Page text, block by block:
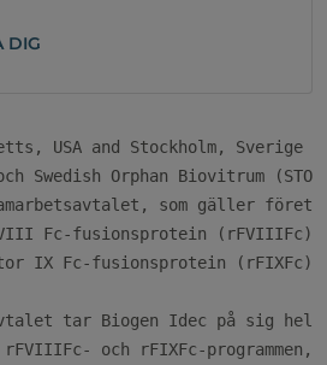
USA and Stockholm,
Swedish Orphan Biovitrum
som gäller
VIII Fc-fusionsprotein
IX Fc-fusionsprotein
tar Biogen Idec på sig
och rFIXFc-programmen,
DIG